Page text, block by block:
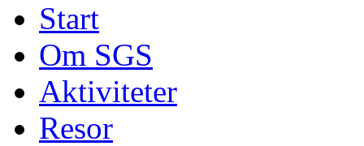
Image of the month
Huvudmeny
Start
Om SGS
Aktiviteter
Resor